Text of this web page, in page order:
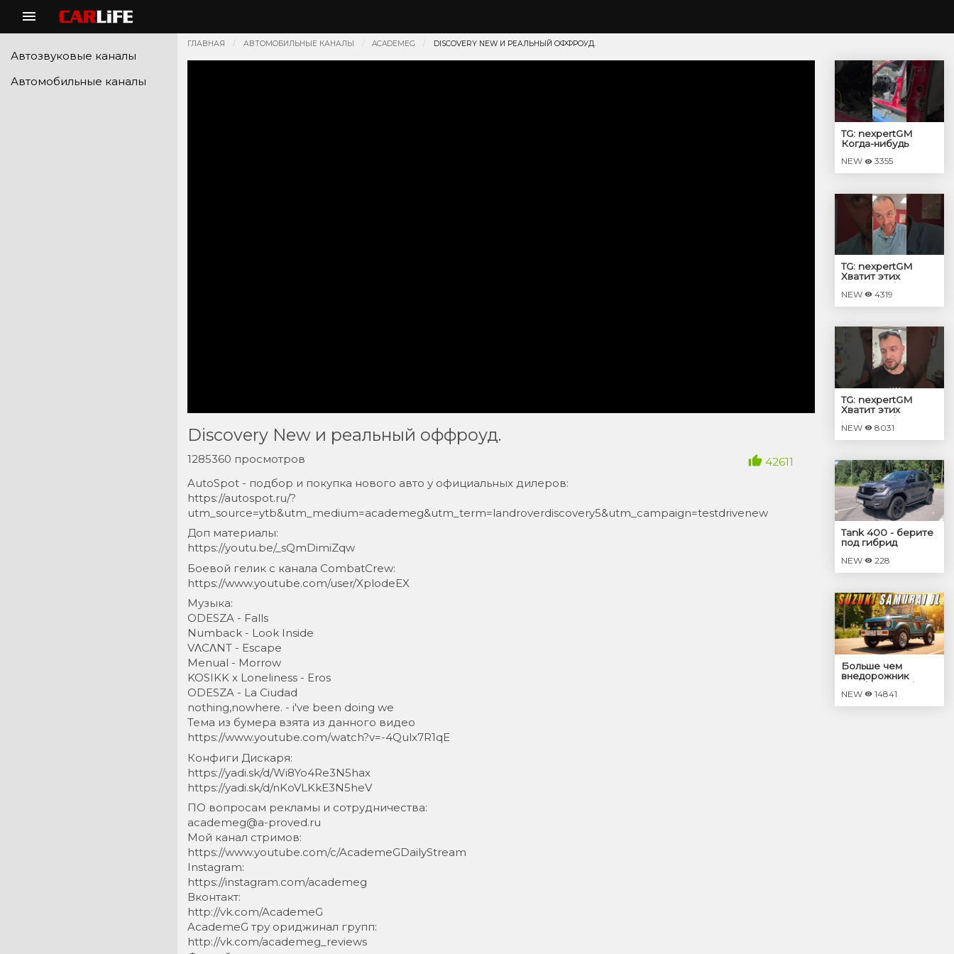
Автозвуковые каналы
Автомобильные каналы
ГЛАВНАЯ АВТОМОБИЛЬНЫЕ КАНАЛЫ ACADEMEG DISCOVERY NEW И РЕАЛЬНЫЙ ОФФРОУД.
Discovery New и реальный оффроуд.
1285360 просмотров
42611
AutoSpot - подбор и покупка нового авто у официальных дилеров:
https://autospot.ru/?
utm_source=ytb&utm_medium=academeg&utm_term=landroverdiscovery5&utm_campaign=testdrivenew
Доп материалы:
https://youtu.be/_sQmDimiZqw
Боевой гелик с канала CombatCrew:
https://www.youtube.com/user/XplodeEX
Музыка:
ODESZA - Falls
Numback - Look Inside
VΛCΛNT - Escape
Menual - Morrow
KOSIKK x Loneliness - Eros
ODESZA - La Ciudad
nothing,nowhere. - i've been doing we
Тема из бумера взята из данного видео
https://www.youtube.com/watch?v=-4Qulx7R1qE
Конфиги Дискаря:
https://yadi.sk/d/Wi8Yo4Re3N5hax
https://yadi.sk/d/nKoVLKkE3N5heV
ПО вопросам рекламы и сотрудничества:
academeg@a-proved.ru
Мой канал стримов:
https://www.youtube.com/c/AcademeGDailyStream
Instagram:
https://instagram.com/academeg
Вконтакт:
http://vk.com/AcademeG
AcademeG тру ориджинал групп:
http://vk.com/academeg_reviews
TG: nexpertGM
Когда-нибудь
собранным?
#shorts
#георгиймедведев
#авто
NEW 3355
TG: nexpertGM
Хватит этих
соплей! #shorts
#георгиймедведев
NEW 4319
TG: nexpertGM
Хватит этих
соплей! #shorts
#георгиймедведев
NEW 8031
Tank 400 - берите
под гибрид
NEW 228
Больше чем
внедорожник
Suzuki Samurai JL
NEW 14841